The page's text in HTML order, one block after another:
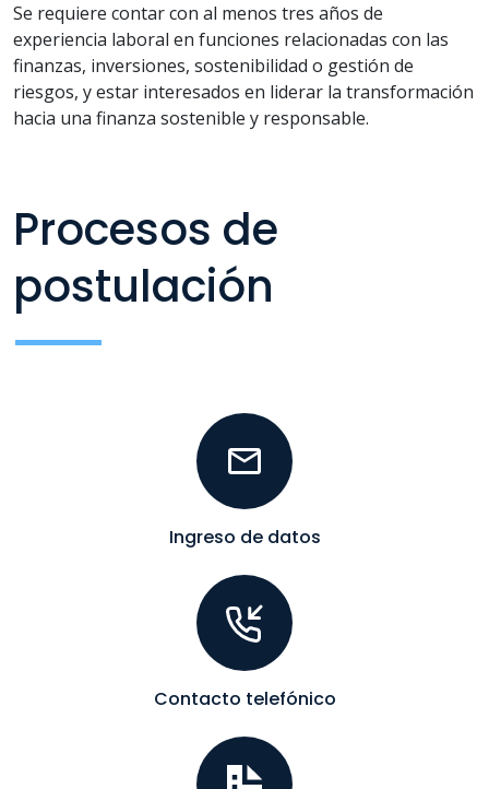
Se requiere contar con al menos tres años de
experiencia laboral en funciones relacionadas con las
finanzas, inversiones, sostenibilidad o gestión de
riesgos, y estar interesados en liderar la transformación
hacia una finanza sostenible y responsable.
Procesos de
postulación
Ingreso de datos
Contacto telefónico